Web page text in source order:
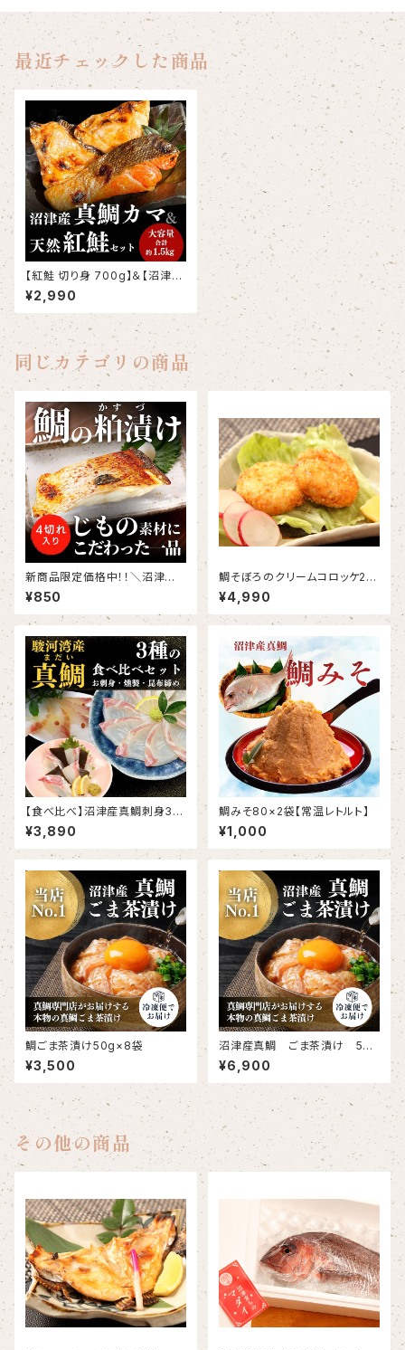
最近チェックした商品
【紅鮭 切り身 700g】＆【沼津
鯛 カマ 800g】
¥2,990
同じカテゴリの商品
新商品限定価格中！！＼沼津の
旨味を凝縮！／ 沼津産真鯛の極
上粕漬け 100g×2切れ（切り
身）
¥850
鯛そぼろのクリームコロッケ20
粒 バラ凍結
¥4,990
【食べ比べ】沼津産真鯛刺身3種
セット（さしみ130g、昆布締め6
0g×2、スモーク60g×2）
¥3,890
鯛みそ80×2袋【常温レトルト】
¥1,000
鯛ごま茶漬け50g×8袋
¥3,500
沼津産真鯛 ごま茶漬け 50g
×20袋
¥6,900
その他の商品